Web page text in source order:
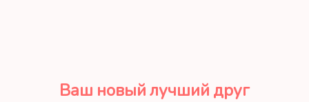
Ваш новый лучший друг